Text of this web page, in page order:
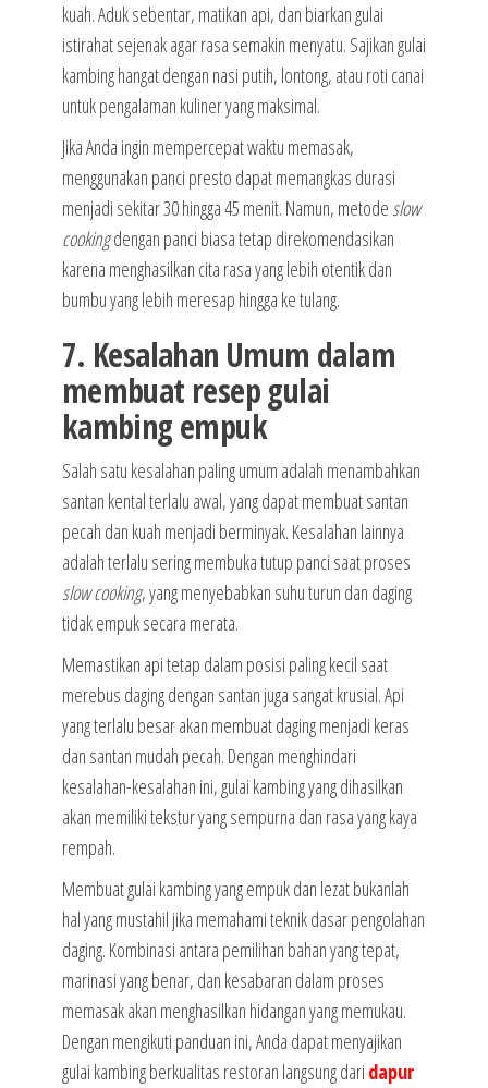
kuah. Aduk sebentar, matikan api, dan biarkan gulai
istirahat sejenak agar rasa semakin menyatu. Sajikan gulai
kambing hangat dengan nasi putih, lontong, atau roti canai
untuk pengalaman kuliner yang maksimal.
Jika Anda ingin mempercepat waktu memasak,
menggunakan panci presto dapat memangkas durasi
menjadi sekitar 30 hingga 45 menit. Namun, metodeslow
cookingdengan panci biasa tetap direkomendasikan
karena menghasilkan cita rasa yang lebih otentik dan
bumbu yang lebih meresap hingga ke tulang.
7. Kesalahan Umum dalam
membuat resep gulai
kambing empuk
Salah satu kesalahan paling umum adalah menambahkan
santan kental terlalu awal, yang dapat membuat santan
pecah dan kuah menjadi berminyak. Kesalahan lainnya
adalah terlalu sering membuka tutup panci saat proses
slow cooking, yang menyebabkan suhu turun dan daging
tidak empuk secara merata.
Memastikan api tetap dalam posisi paling kecil saat
merebus daging dengan santan juga sangat krusial. Api
yang terlalu besar akan membuat daging menjadi keras
dan santan mudah pecah. Dengan menghindari
kesalahan-kesalahan ini, gulai kambing yang dihasilkan
akan memiliki tekstur yang sempurna dan rasa yang kaya
rempah.
Membuat gulai kambing yang empuk dan lezat bukanlah
hal yang mustahil jika memahami teknik dasar pengolahan
daging. Kombinasi antara pemilihan bahan yang tepat,
marinasi yang benar, dan kesabaran dalam proses
memasak akan menghasilkan hidangan yang memukau.
Dengan mengikuti panduan ini, Anda dapat menyajikan
gulai kambing berkualitas restoran langsung dari dapur